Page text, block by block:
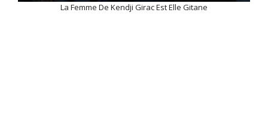
La Femme De Kendji Girac Est Elle Gitane